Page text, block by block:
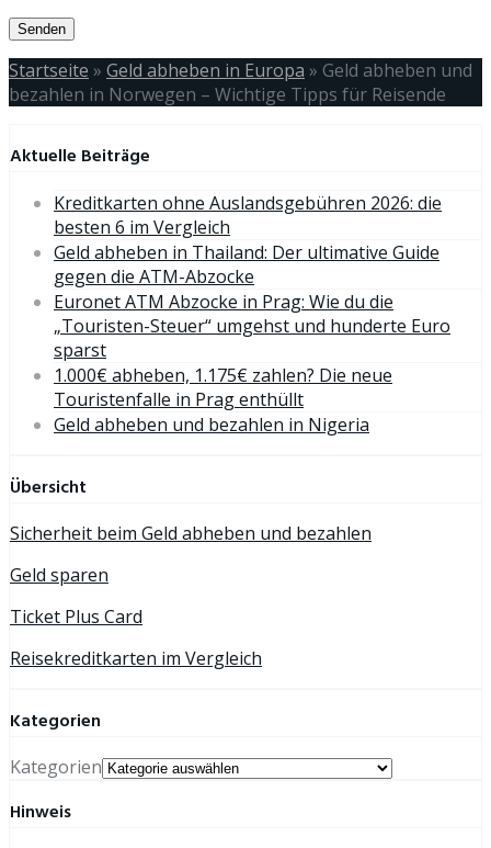
Startseite » Geld abheben in Europa » Geld abheben und
bezahlen in Norwegen – Wichtige Tipps für Reisende
Aktuelle Beiträge
Kreditkarten ohne Auslandsgebühren 2026: die
besten 6 im Vergleich
Geld abheben in Thailand: Der ultimative Guide
gegen die ATM-Abzocke
Euronet ATM Abzocke in Prag: Wie du die
„Touristen-Steuer“ umgehst und hunderte Euro
sparst
1.000€ abheben, 1.175€ zahlen? Die neue
Touristenfalle in Prag enthüllt
Geld abheben und bezahlen in Nigeria
Übersicht
Sicherheit beim Geld abheben und bezahlen
Geld sparen
Ticket Plus Card
Reisekreditkarten im Vergleich
Kategorien
Kategorien
Hinweis